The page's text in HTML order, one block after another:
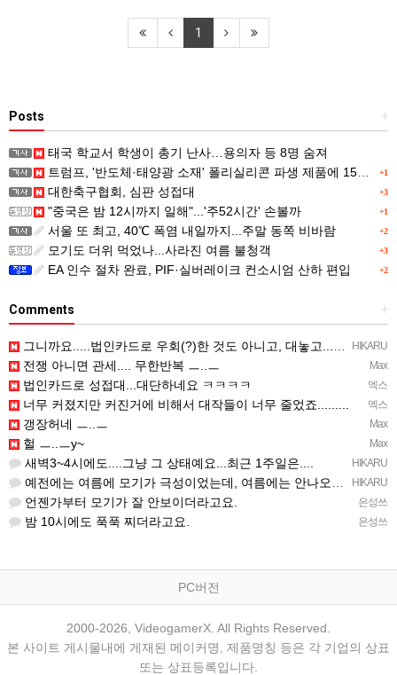
1
+
Posts
태국 학교서 학생이 총기 난사…용의자 등 8명 숨져
+1
트럼프, '반도체·태양광 소재' 폴리실리콘 파생 제품에 15% 관세...한국 기업도 영향
+3
대한축구협회, 심판 성접대
+1
"중국은 밤 12시까지 일해"...'주52시간' 손볼까
+2
서울 또 최고, 40℃ 폭염 내일까지...주말 동쪽 비바람
+3
모기도 더위 먹었나...사라진 여름 불청객
+2
EA 인수 절차 완료, PIF·실버레이크 컨소시엄 산하 편입
+
Comments
HIKARU
그니까요.....법인카드로 우회(?)한 것도 아니고, 대놓고...ㅋ ㅋ)
Max
전쟁 아니면 관세.... 무한반복 ㅡ..ㅡ
엑스
법인카드로 성접대...대단하네요 ㅋㅋㅋㅋ
엑스
너무 커졌지만 커진거에 비해서 대작들이 너무 줄었죠.........
Max
갱장허네 ㅡ..ㅡ
Max
헐 ㅡ..ㅡy~
HIKARU
새벽3~4시에도....그냥 그 상태예요...최근 1주일은....
HIKARU
예전에는 여름에 모기가 극성이었는데, 여름에는 안나오는 것 같은.....ㅎ ㅎ)
은성쓰
언젠가부터 모기가 잘 안보이더라고요.
은성쓰
밤 10시에도 푹푹 찌더라고요.
PC버전
2000-2026, VideogamerX. All Rights Reserved.
본 사이트 게시물내에 게재된 메이커명, 제품명칭 등은 각 기업의 상표
또는 상표등록입니다.